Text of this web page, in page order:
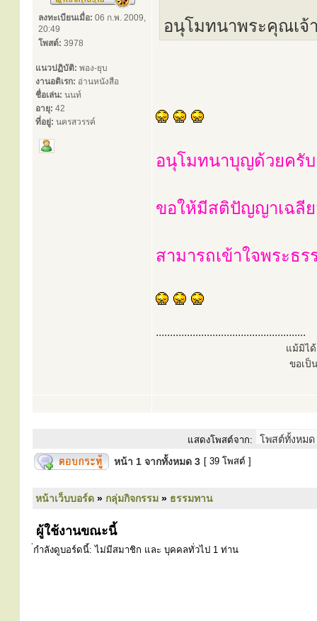
ลงทะเบียนเมื่อ: 06 ก.พ. 2009,
20:49
โพสต์: 3978
แนวปฏิบัติ: พอง-ยุบ
งานอดิเรก: อ่านหนังสือ
ชื่อเล่น: นนท์
อายุ: 42
ที่อยู่: นครสวรรค์
อนุโมทนาพระคุณเ
อนุโมทนาบุญด้วยครับ
ขอให้มีสติปัญญาเฉลี
สามารถเข้าใจพระธ
.....................................................
แม้มิได้
ขอเป็
แสดงโพสต์จาก:
หน้า 1 จากทั้งหมด 3 [ 39 โพสต์ ]
หน้าเว็บบอร์ด » กลุ่มกิจกรรม » ธรรมทาน
ผู้ใช้งานขณะนี้
่กำลังดูบอร์ดนี้: ไม่มีสมาชิก และ บุคคลทั่วไป 1 ท่าน